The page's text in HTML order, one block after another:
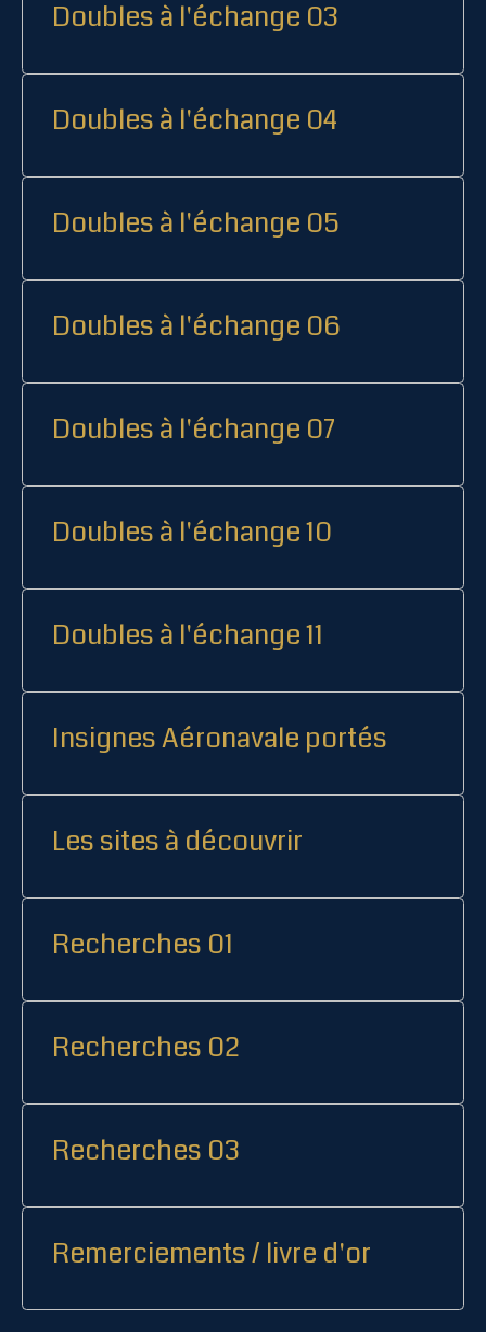
Doubles à l'échange 03
Doubles à l'échange 04
Doubles à l'échange 05
Doubles à l'échange 06
Doubles à l'échange 07
Doubles à l'échange 10
Doubles à l'échange 11
Insignes Aéronavale portés
Les sites à découvrir
Recherches 01
Recherches 02
Recherches 03
Remerciements / livre d'or